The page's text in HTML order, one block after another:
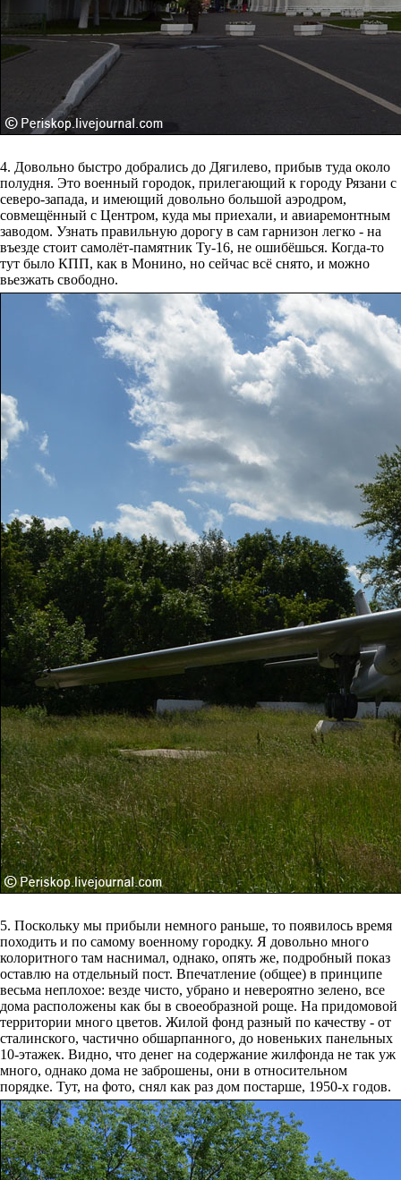
4. Довольно быстро добрались до Дягилево, прибыв туда около
полудня. Это военный городок, прилегающий к городу Рязани с
северо-запада, и имеющий довольно большой аэродром,
совмещённый с Центром, куда мы приехали, и авиаремонтным
заводом. Узнать правильную дорогу в сам гарнизон легко - на
въезде стоит самолёт-памятник Ту-16, не ошибёшься. Когда-то
тут было КПП, как в Монино, но сейчас всё снято, и можно
вьезжать свободно.
5. Поскольку мы прибыли немного раньше, то появилось время
походить и по самому военному городку. Я довольно много
колоритного там наснимал, однако, опять же, подробный показ
оставлю на отдельный пост. Впечатление (общее) в принципе
весьма неплохое: везде чисто, убрано и невероятно зелено, все
дома расположены как бы в своеобразной роще. На придомовой
территории много цветов. Жилой фонд разный по качеству - от
сталинского, частично обшарпанного, до новеньких панельных
10-этажек. Видно, что денег на содержание жилфонда не так уж
много, однако дома не заброшены, они в относительном
порядке. Тут, на фото, снял как раз дом постарше, 1950-х годов.